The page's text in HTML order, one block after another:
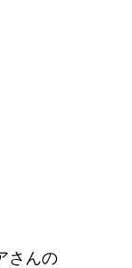
さんの